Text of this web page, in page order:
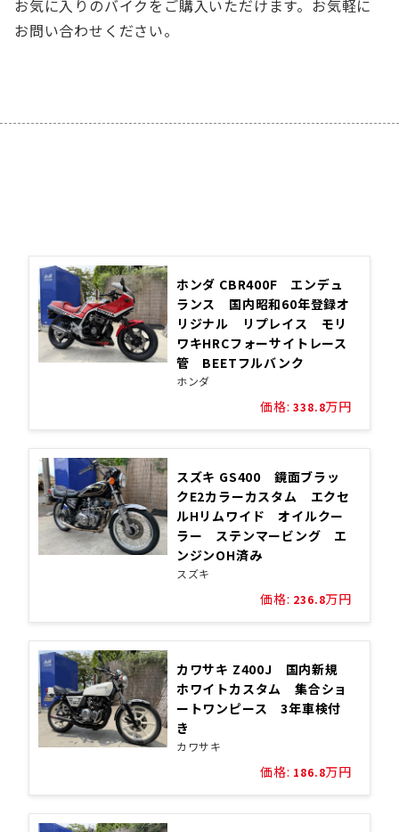
お気に入りのバイクをご購入いただけます。お気軽に
お問い合わせください。
ホンダ CBR400F エンデュ
ランス 国内昭和60年登録オ
リジナル リプレイス モリ
ワキHRCフォーサイトレース
管 BEETフルバンク
ホンダ
価格: 338.8万円
スズキ GS400 鏡面ブラッ
クE2カラーカスタム エクセ
ルHリムワイド オイルクー
ラー ステンマービング エ
ンジンOH済み
スズキ
価格: 236.8万円
カワサキ Z400J 国内新規
ホワイトカスタム 集合ショ
ートワンピース 3年車検付
き
カワサキ
価格: 186.8万円